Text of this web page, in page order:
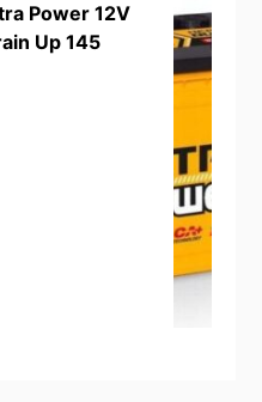
Power 12V
Up 145